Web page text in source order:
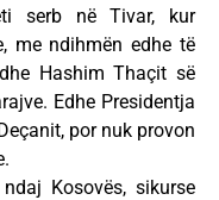
serb në Tivar, kur
me ndihmën edhe të
Hashim Thaçit së
Edhe Presidentja
por nuk provon
Kosovës, sikurse